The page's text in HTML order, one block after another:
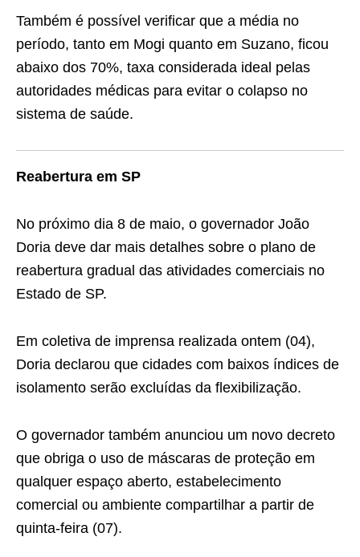
Também é possível verificar que a média no
período, tanto em Mogi quanto em Suzano, ficou
abaixo dos 70%, taxa considerada ideal pelas
autoridades médicas para evitar o colapso no
sistema de saúde.
Reabertura em SP
No próximo dia 8 de maio, o governador João
Doria deve dar mais detalhes sobre o plano de
reabertura gradual das atividades comerciais no
Estado de SP.
Em coletiva de imprensa realizada ontem (04),
Doria declarou que cidades com baixos índices de
isolamento serão excluídas da flexibilização.
O governador também anunciou um novo decreto
que obriga o uso de máscaras de proteção em
qualquer espaço aberto, estabelecimento
comercial ou ambiente compartilhar a partir de
quinta-feira (07).